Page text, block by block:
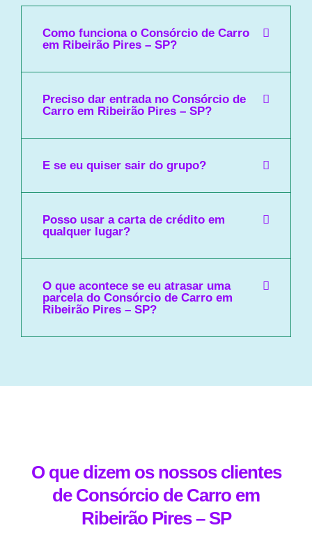
Como funciona o Consórcio de Carro
em Ribeirão Pires – SP?
Preciso dar entrada no Consórcio de
Carro em Ribeirão Pires – SP?
E se eu quiser sair do grupo?
Posso usar a carta de crédito em
qualquer lugar?
O que acontece se eu atrasar uma
parcela do Consórcio de Carro em
Ribeirão Pires – SP?
O que dizem os nossos clientes
de Consórcio de Carro em
Ribeirão Pires – SP